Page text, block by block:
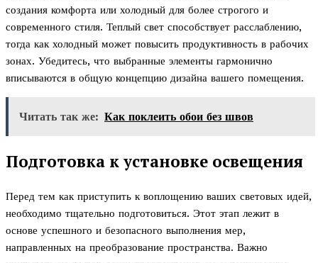
создания комфорта или холодный для более строгого и
современного стиля. Теплый свет способствует расслаблению,
тогда как холодный может повысить продуктивность в рабочих
зонах. Убедитесь, что выбранные элементы гармонично
вписываются в общую концепцию дизайна вашего помещения.
Читать так же: Как поклеить обои без швов
Подготовка к установке освещения
Перед тем как приступить к воплощению ваших световых идей,
необходимо тщательно подготовиться. Этот этап лежит в
основе успешного и безопасного выполнения мер,
направленных на преобразование пространства. Важно